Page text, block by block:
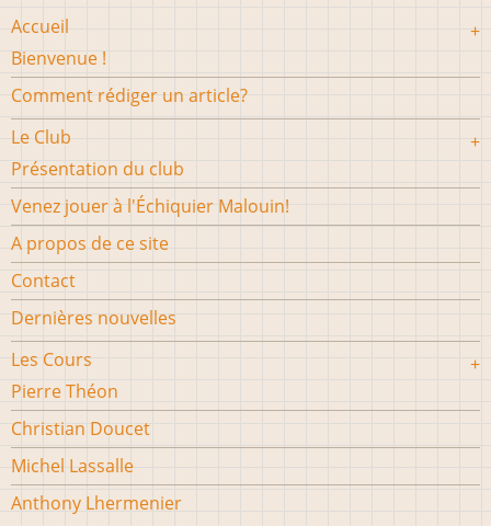
Accueil
Bienvenue !
Comment rédiger un article?
Le Club
Présentation du club
Venez jouer à l'Échiquier Malouin!
A propos de ce site
Contact
Dernières nouvelles
Les Cours
Pierre Théon
Christian Doucet
Michel Lassalle
Anthony Lhermenier